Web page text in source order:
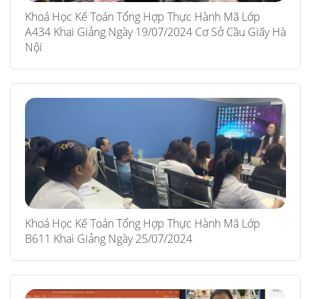
Khoá Học Kế Toán Tổng Hợp Thực Hành Mã Lớp
A434 Khai Giảng Ngày 19/07/2024 Cơ Sở Cầu Giấy Hà
Nội
Khoá Học Kế Toán Tổng Hợp Thực Hành Mã Lớp
B611 Khai Giảng Ngày 25/07/2024